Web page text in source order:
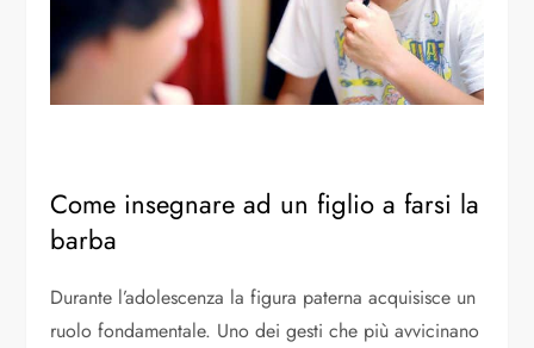
Come insegnare ad un figlio a farsi la
barba
Durante l’adolescenza la figura paterna acquisisce un
ruolo fondamentale. Uno dei gesti che più avvicinano